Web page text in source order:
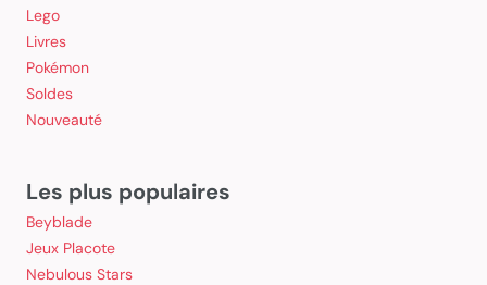
Lego
Livres
Pokémon
Soldes
Nouveauté
Les plus populaires
Beyblade
Jeux Placote
Nebulous Stars